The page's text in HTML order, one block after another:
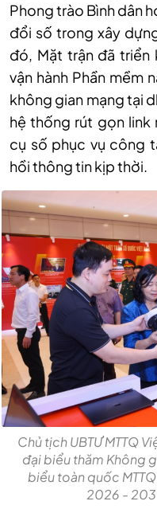
Phong trào Bình dân
đổi số trong xây
đó, Mặt trận đã triển
vận hành Phần mềm
không gian mạng tại
hệ thống rút gọn link
cụ số phục vụ công
hồi thông tin kịp thời.
Chủ tịch UBTƯ MTTQ
đại biểu thăm Không
biểu toàn quốc
2026 -